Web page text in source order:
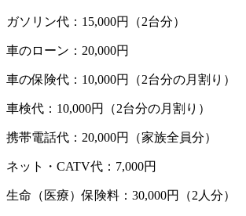
ガソリン代：15,000円（2台分）
車のローン：20,000円
車の保険代：10,000円（2台分の月割り）
車検代：10,000円（2台分の月割り）
携帯電話代：20,000円（家族全員分）
ネット・CATV代：7,000円
生命（医療）保険料：30,000円（2人分）